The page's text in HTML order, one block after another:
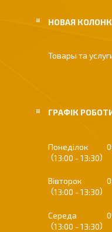
НОВАЯ
Товары та
ГРАФІК
Понеділок
13:00
13:30
Вівторок
13:00
13:30
Середа
13:00
13:30